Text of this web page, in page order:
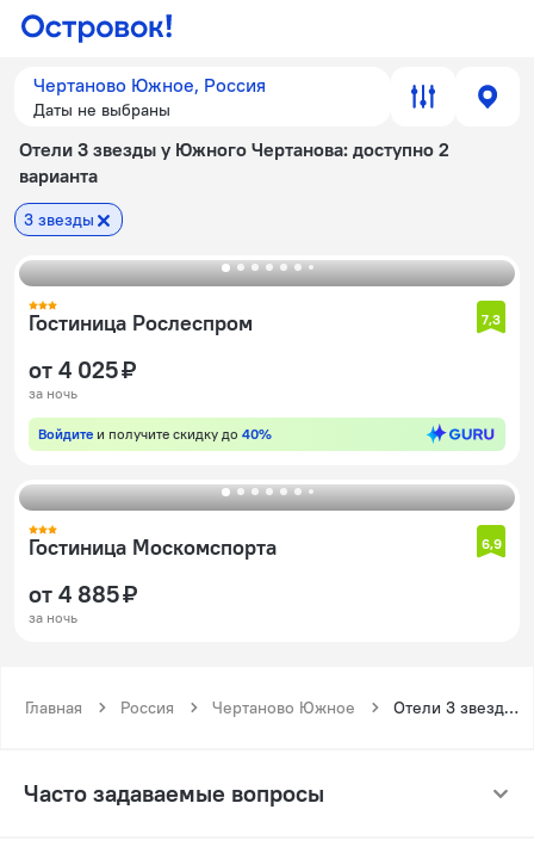
Чертаново Южное, Россия
Даты не выбраны
Отели 3 звезды у Южного Чертанова: доступно 2
варианта
3 звезды
Гостиница Рослеспром 7,3
от 4 025 ₽
за ночь
Войдите и получите скидку до 40%
Гостиница Москомспорта 6,9
от 4 885 ₽
за ночь
Главная Россия Чертаново Южное Отели 3 звезды у Южного Чертанова
Часто задаваемые вопросы